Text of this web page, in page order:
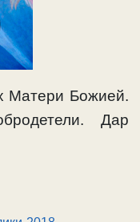
Матери Божией.
Дар